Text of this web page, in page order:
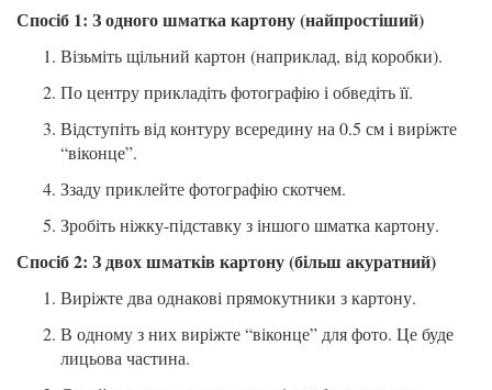
Спосіб 1: З одного шматка картону (найпростіший)
Візьміть щільний картон (наприклад, від коробки).
По центру прикладіть фотографію і обведіть її.
Відступіть від контуру всередину на 0.5 см і виріжте
“віконце”.
Ззаду приклейте фотографію скотчем.
Зробіть ніжку-підставку з іншого шматка картону.
Спосіб 2: З двох шматків картону (більш акуратний)
Виріжте два однакові прямокутники з картону.
В одному з них виріжте “віконце” для фото. Це буде
лицьова частина.